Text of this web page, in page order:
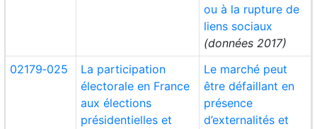
ou à la rupture de
liens sociaux
(données 2017)
02179‑025
La participation
électorale en France
aux élections
présidentielles et
Le marché peut
être défaillant en
présence
d’externalités et